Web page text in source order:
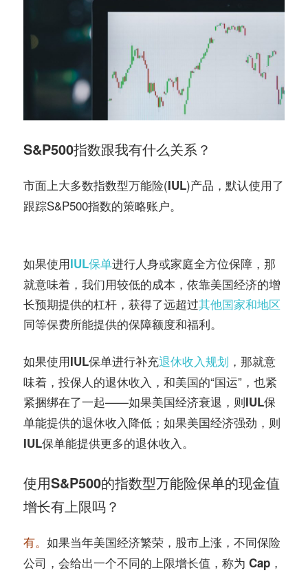
S&P500指数跟我有什么关系？
市面上大多数指数型万能险(IUL)产品，默认使用了
跟踪S&P500指数的策略账户。
如果使用IUL保单进行人身或家庭全方位保障，那
就意味着，我们用较低的成本，依靠美国经济的增
长预期提供的杠杆，获得了远超过其他国家和地区
同等保费所能提供的保障额度和福利。
如果使用IUL保单进行补充退休收入规划 ，那就意
味着，投保人的退休收入，和美国的“国运”，也紧
紧捆绑在了一起——如果美国经济衰退，则IUL保
单能提供的退休收入降低；如果美国经济强劲，则
IUL保单能提供更多的退休收入。
使用S&P500的指数型万能险保单的现金值
增长有上限吗？
有。 如果当年美国经济繁荣，股市上涨，不同保险
公司，会给出一个不同的上限增长值，称为 Cap ，